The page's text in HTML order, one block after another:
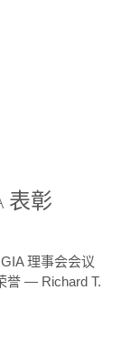
表彰
理事会会议
誉 — Richard T.